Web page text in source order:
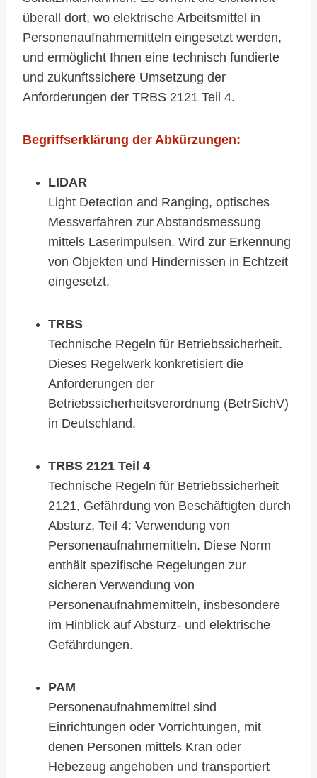
überall dort, wo elektrische Arbeitsmittel in
Personenaufnahmemitteln eingesetzt werden,
und ermöglicht Ihnen eine technisch fundierte
und zukunftssichere Umsetzung der
Anforderungen der TRBS 2121 Teil 4.
Begriffserklärung der Abkürzungen:
LIDAR
Light Detection and Ranging, optisches
Messverfahren zur Abstandsmessung
mittels Laserimpulsen. Wird zur Erkennung
von Objekten und Hindernissen in Echtzeit
eingesetzt.
TRBS
Technische Regeln für Betriebssicherheit.
Dieses Regelwerk konkretisiert die
Anforderungen der
Betriebssicherheitsverordnung (BetrSichV)
in Deutschland.
TRBS 2121 Teil 4
Technische Regeln für Betriebssicherheit
2121, Gefährdung von Beschäftigten durch
Absturz, Teil 4: Verwendung von
Personenaufnahmemitteln. Diese Norm
enthält spezifische Regelungen zur
sicheren Verwendung von
Personenaufnahmemitteln, insbesondere
im Hinblick auf Absturz- und elektrische
Gefährdungen.
PAM
Personenaufnahmemittel sind
Einrichtungen oder Vorrichtungen, mit
denen Personen mittels Kran oder
Hebezeug angehoben und transportiert